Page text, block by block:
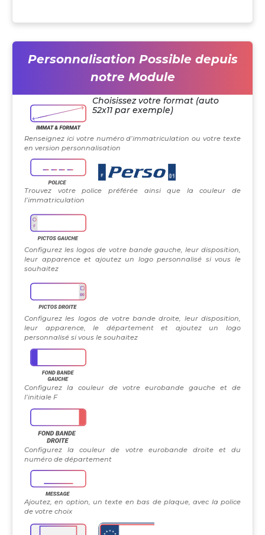
Personnalisation Possible depuis
notre Module
Choisissez votre format (auto
52x11 par exemple)
Renseignez ici votre numéro d’immatriculation ou votre texte
en version personnalisation
Trouvez votre police préférée ainsi que la couleur de
l’immatriculation
Configurez les logos de votre bande gauche, leur disposition,
leur apparence et ajoutez un logo personnalisé si vous le
souhaitez
Configurez les logos de votre bande droite, leur disposition,
leur apparence, le département et ajoutez un logo
personnalisé si vous le souhaitez
Configurez la couleur de votre eurobande gauche et de
l’initiale F
Configurez la couleur de votre eurobande droite et du
numéro de département
Ajoutez, en option, un texte en bas de plaque, avec la police
de votre choix